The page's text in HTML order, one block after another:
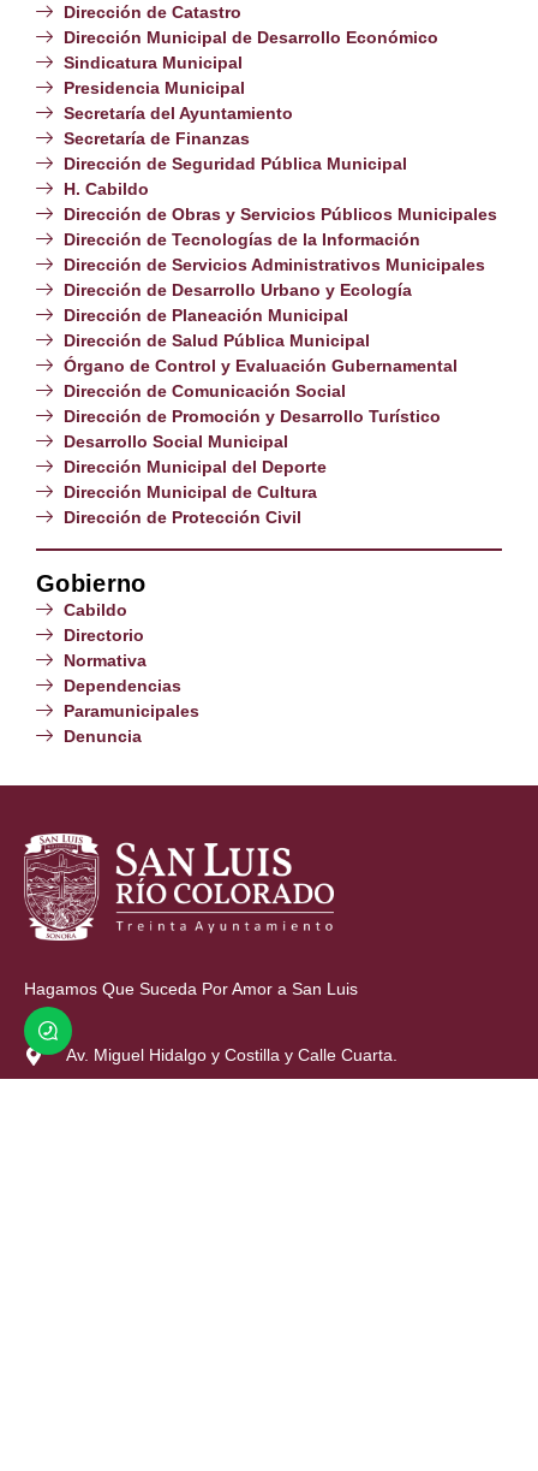
Dirección de Catastro
Dirección Municipal de Desarrollo Económico
Sindicatura Municipal
Presidencia Municipal
Secretaría del Ayuntamiento
Secretaría de Finanzas
Dirección de Seguridad Pública Municipal
H. Cabildo
Dirección de Obras y Servicios Públicos Municipales
Dirección de Tecnologías de la Información
Dirección de Servicios Administrativos Municipales
Dirección de Desarrollo Urbano y Ecología
Dirección de Planeación Municipal
Dirección de Salud Pública Municipal
Órgano de Control y Evaluación Gubernamental
Dirección de Comunicación Social
Dirección de Promoción y Desarrollo Turístico
Desarrollo Social Municipal
Dirección Municipal del Deporte
Dirección Municipal de Cultura
Dirección de Protección Civil
Gobierno
Cabildo
Directorio
Normativa
Dependencias
Paramunicipales
Denuncia
Hagamos Que Suceda Por Amor a San Luis
Av. Miguel Hidalgo y Costilla y Calle Cuarta.